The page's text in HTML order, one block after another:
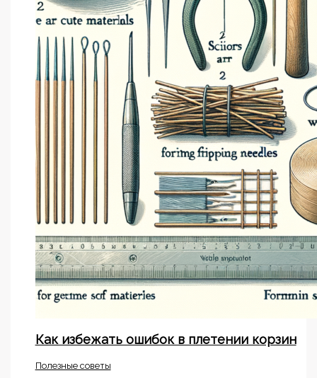
Как избежать ошибок в плетении корзин
Полезные советы